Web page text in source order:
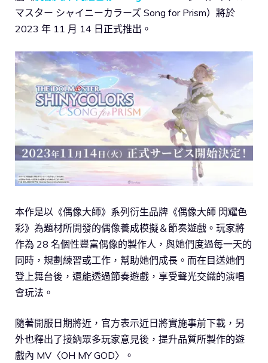
マスター シャイニーカラーズ Song for Prism）將於
2023 年 11 月 14 日正式推出。
本作是以《偶像大師》系列衍生品牌《偶像大師 閃耀色
彩》為題材所開發的偶像養成模擬＆節奏遊戲。玩家將
作為 28 名個性豐富偶像的製作人，與她們度過每一天的
同時，規劃練習或工作，幫助她們成長。而在目送她們
登上舞台後，還能透過節奏遊戲，享受聲光交織的演唱
會玩法。
隨著開服日期將近，官方表示近日將實施事前下載，另
外也釋出了接納眾多玩家意見後，提升品質所製作的遊
戲內 MV〈OH MY GOD〉。